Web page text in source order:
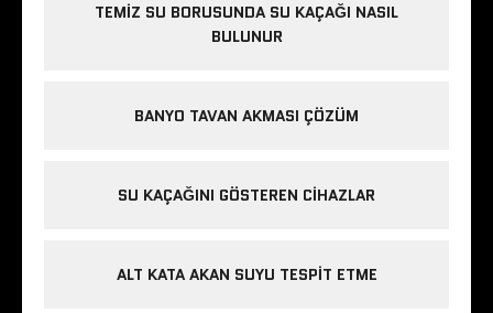
TEMIZ SU BORUSUNDA SU KAÇAĞI NASIL
BULUNUR
BANYO TAVAN AKMASI ÇÖZÜM
SU KAÇAĞINI GÖSTEREN CIHAZLAR
ALT KATA AKAN SUYU TESPIT ETME